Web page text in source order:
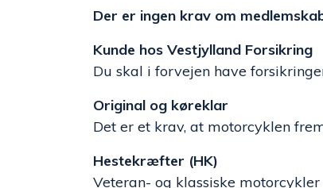
Der er ingen krav om
Kunde hos Vestjylland Forsikring
Du skal i forvejen have
Original og køreklar
Det er et krav, at motorcyklen
Hestekræfter (HK)
Veteran- og klassiske